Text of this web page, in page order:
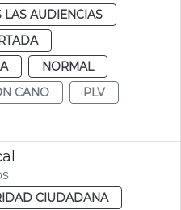
LAS AUDIENCIAS
NORMAL
CANO
PLV
CIUDADANA